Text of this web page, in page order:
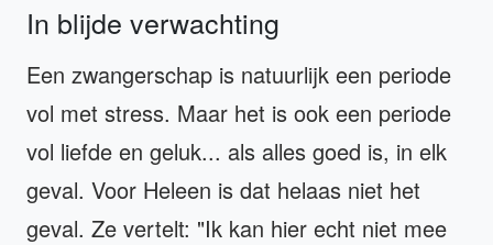
In blijde verwachting
Een zwangerschap is natuurlijk een periode
vol met stress. Maar het is ook een periode
vol liefde en geluk... als alles goed is, in elk
geval. Voor Heleen is dat helaas niet het
geval. Ze vertelt: "Ik kan hier echt niet mee